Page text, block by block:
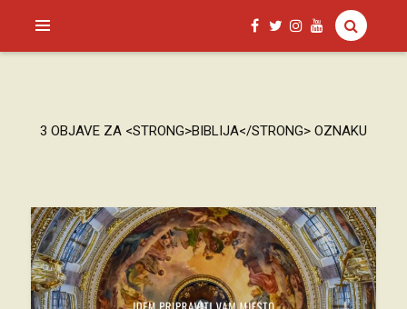
SAGUD.XYZ
3 OBJAVE ZA <STRONG>BIBLIJA</STRONG> OZNAKU